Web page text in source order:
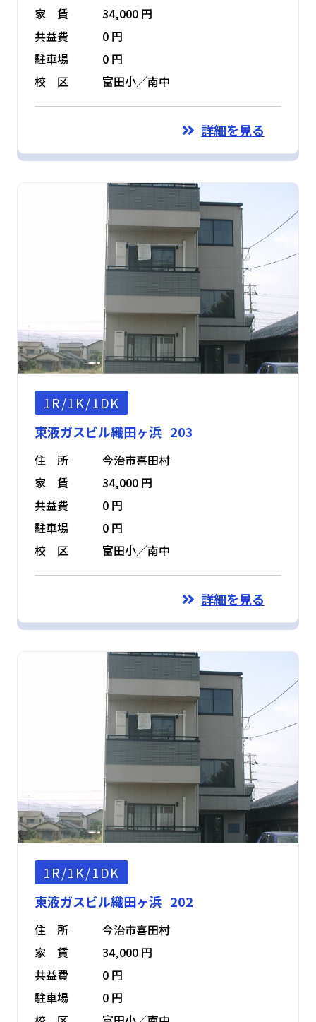
家 賃
34,000 円
共益費
0 円
駐車場
0 円
校 区
富田小／南中
詳細を見る
1R/1K/1DK
東液ガスビル織田ヶ浜 203
住 所
今治市喜田村
家 賃
34,000 円
共益費
0 円
駐車場
0 円
校 区
富田小／南中
詳細を見る
1R/1K/1DK
東液ガスビル織田ヶ浜 202
住 所
今治市喜田村
家 賃
34,000 円
共益費
0 円
駐車場
0 円